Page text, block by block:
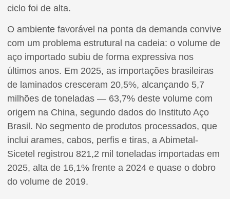
ciclo foi de alta.
O ambiente favorável na ponta da demanda convive
com um problema estrutural na cadeia: o volume de
aço importado subiu de forma expressiva nos
últimos anos. Em 2025, as importações brasileiras
de laminados cresceram 20,5%, alcançando 5,7
milhões de toneladas — 63,7% deste volume com
origem na China, segundo dados do Instituto Aço
Brasil. No segmento de produtos processados, que
inclui arames, cabos, perfis e tiras, a Abimetal-
Sicetel registrou 821,2 mil toneladas importadas em
2025, alta de 16,1% frente a 2024 e quase o dobro
do volume de 2019.